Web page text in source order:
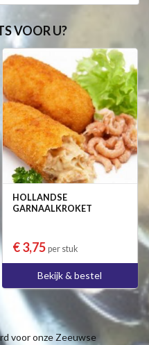
VOOR U?
HOLLANDSE
GARNAALKROKET
€ 3,75 per stuk
Bekijk & bestel
voor onze Zeeuwse